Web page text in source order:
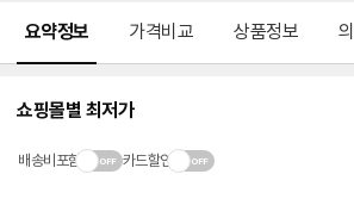
요약정보 가격비교 상품정보
쇼핑몰별 최저가
배송비포함 카드할인